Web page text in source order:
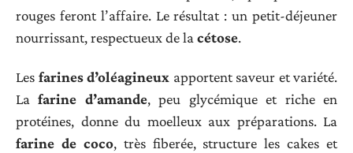
rouges feront l’affaire. Le résultat : un petit-déjeuner
nourrissant, respectueux de la cétose.
Les farines d’oléagineux apportent saveur et variété.
Lafarine d’amande, peu glycémique et riche en
protéines, donne du moelleux aux préparations. La
farine de coco, très fiberée, structure les cakes et